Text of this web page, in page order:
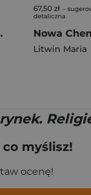
EDYCJA 2026
67,50 zł -
detaliczna
Litwin Maria
myślisz!
ocenę!